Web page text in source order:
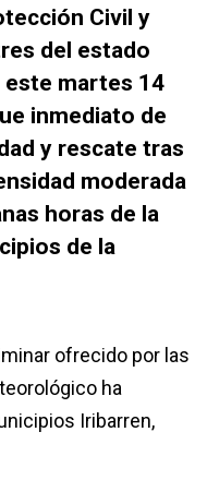
Civil y
del estado
este martes 14
inmediato de
y rescate tras
moderada
horas de la
de la
ofrecido por las
ha
Iribarren,